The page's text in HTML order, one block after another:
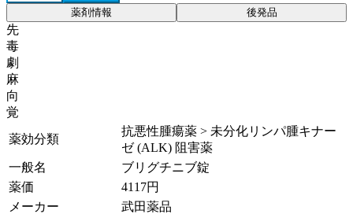
薬剤情報 後発品
先
毒
劇
麻
向
覚
薬効分類
抗悪性腫瘍薬 > 未分化リンパ腫キナー
ゼ (ALK) 阻害薬
一般名
ブリグチニブ錠
薬価
4117円
メーカー
武田薬品